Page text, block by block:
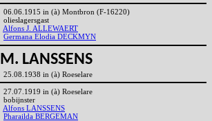
06.06.1915 in (à) Montbron (F-16220)
olieslagersgast
Alfons J. ALLEWAERT
Germana Elodia DECKMYN
LANSSENS
25.08.1938 in (à) Roeselare
27.07.1919 in (à) Roeselare
bobijnster
Alfons LANSSENS
Pharailda BERGEMAN